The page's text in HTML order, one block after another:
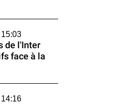
de l'Inter
face à la